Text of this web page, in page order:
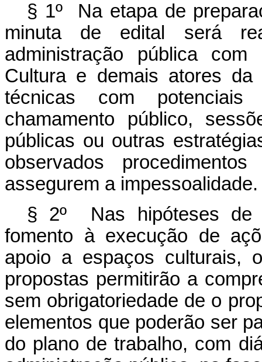
§ 1º Na etapa de
minuta de edital será
administração pública
Cultura e demais atores da
técnicas com
chamamento público,
públicas ou outras
observados
assegurem a impessoalidade.
§ 2º Nas hipóteses de
fomento à execução de
apoio a espaços culturais,
propostas permitirão a
sem obrigatoriedade de o
elementos que poderão ser
do plano de trabalho, com